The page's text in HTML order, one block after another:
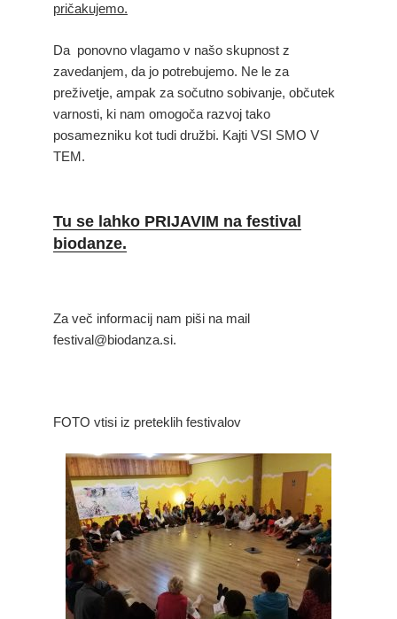
pričakujemo.
Da ponovno vlagamo v našo skupnost z
zavedanjem, da jo potrebujemo. Ne le za
preživetje, ampak za sočutno sobivanje, občutek
varnosti, ki nam omogoča razvoj tako
posamezniku kot tudi družbi. Kajti VSI SMO V
TEM.
Tu se lahko PRIJAVIM na festival
biodanze.
Za več informacij nam piši na mail
festival@biodanza.si.
FOTO vtisi iz preteklih festivalov